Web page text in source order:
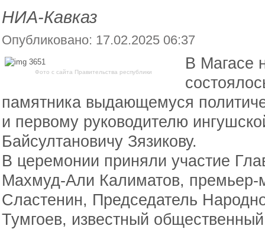
НИА-Кавказ
Опубликовано: 17.02.2025 06:37
Фото с сайта Правительства республики
В Магасе
памятника выдающемуся
и первому руководителю
Байсултановичу Зязикову.
В церемонии приняли участие
Махмуд-Али Калиматов,
Сластенин, Председатель
Тумгоев, известный